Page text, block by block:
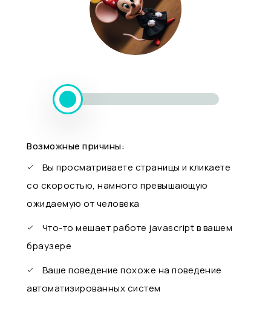
Возможные причины:
Вы просматриваете страницы и кликаете
со скоростью, намного превышающую
ожидаемую от человека
Что-то мешает работе javascript в вашем
браузере
Ваше поведение похоже на поведение
автоматизированных систем